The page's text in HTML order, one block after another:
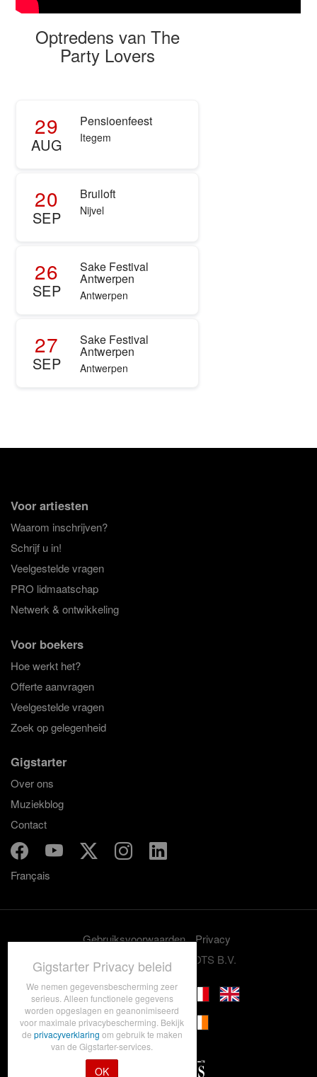
Optredens van The
Party Lovers
29
AUG
Pensioenfeest
Itegem
20
SEP
Bruiloft
Nijvel
26
SEP
Sake Festival
Antwerpen
Antwerpen
27
SEP
Sake Festival
Antwerpen
Antwerpen
Voor artiesten
Waarom inschrijven?
Schrijf u in!
Veelgestelde vragen
PRO lidmaatschap
Netwerk & ontwikkeling
Voor boekers
Hoe werkt het?
Offerte aanvragen
Veelgestelde vragen
Zoek op gelegenheid
Gigstarter
Over ons
Muziekblog
Contact
Français
Gebruiksvoorwaarden
Privacy
© 2012-2026 GRASSROOTS B.V.
Gigstarter Privacy beleid
We nemen gegevensbescherming zeer
serieus. Alleen functionele gegevens
worden opgeslagen en geanonimiseerd
voor maximale privacybescherming. Bekijk
de privacyverklaring om gebruik te maken
van de Gigstarter-services.
OK